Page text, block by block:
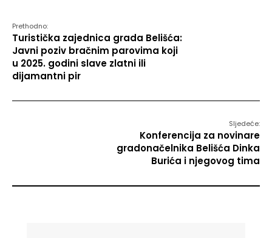
Prethodno:
Turistička zajednica grada Belišća:
Javni poziv bračnim parovima koji
u 2025. godini slave zlatni ili
dijamantni pir
Sljedeće:
Konferencija za novinare
gradonačelnika Belišća Dinka
Burića i njegovog tima